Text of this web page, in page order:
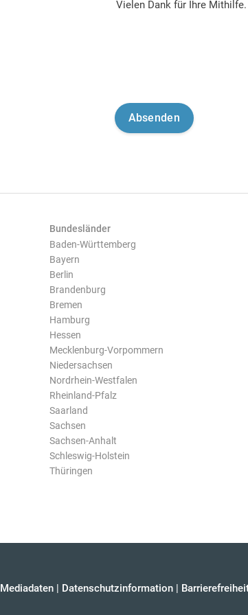
Vielen Dank für Ihre Mithilfe.
Bundesländer
Baden-Württemberg
Bayern
Berlin
Brandenburg
Bremen
Hamburg
Hessen
Mecklenburg-Vorpommern
Niedersachsen
Nordrhein-Westfalen
Rheinland-Pfalz
Saarland
Sachsen
Sachsen-Anhalt
Schleswig-Holstein
Thüringen
Mediadaten | Datenschutzinformation |